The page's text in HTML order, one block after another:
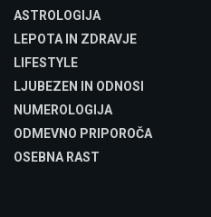
ASTROLOGIJA
LEPOTA IN ZDRAVJE
LIFESTYLE
LJUBEZEN IN ODNOSI
NUMEROLOGIJA
ODMEVNO PRIPOROČA
OSEBNA RAST